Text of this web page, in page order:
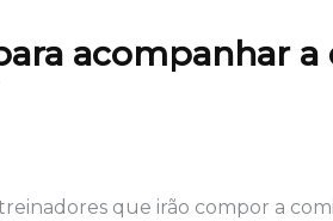
acompanhar a
que irão compor a